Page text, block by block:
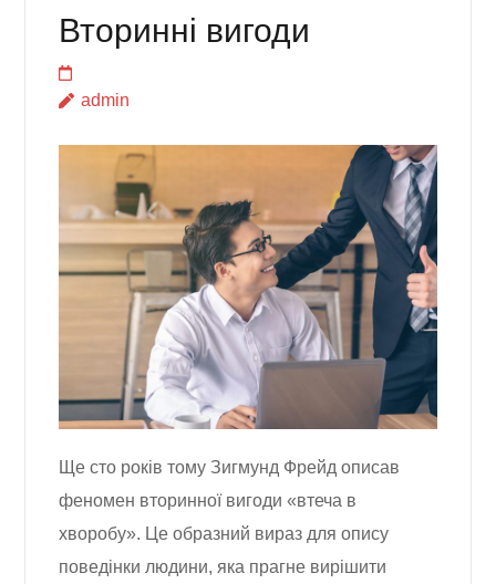
Вторинні вигоди
admin
Ще сто років тому Зигмунд Фрейд описав
феномен вторинної вигоди «втеча в
хворобу». Це образний вираз для опису
поведінки людини, яка прагне вирішити